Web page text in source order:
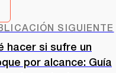
SIGUIENTE
hacer si sufre un
por alcance: Guía